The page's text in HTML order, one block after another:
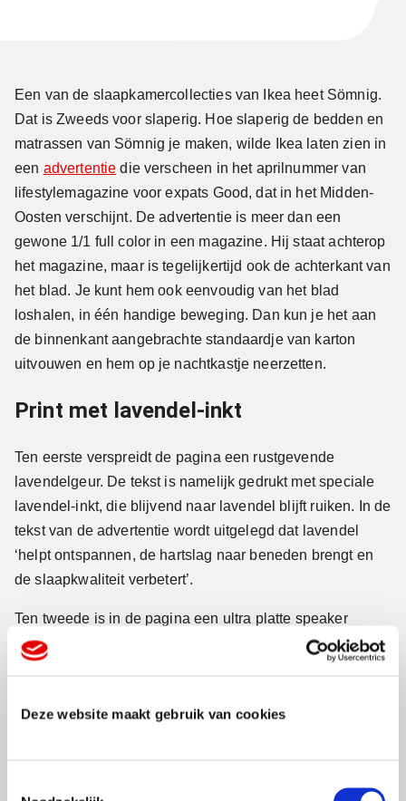
Deze website maakt gebruik van cookies
Een van de slaapkamercollecties van Ikea heet Sömnig.
Dat is Zweeds voor slaperig. Hoe slaperig de bedden en
matrassen van Sömnig je maken, wilde Ikea laten zien in
een advertentie die verscheen in het aprilnummer van
lifestylemagazine voor expats Good, dat in het Midden-
Oosten verschijnt. De advertentie is meer dan een
gewone 1/1 full color in een magazine. Hij staat achterop
het magazine, maar is tegelijkertijd ook de achterkant van
het blad. Je kunt hem ook eenvoudig van het blad
loshalen, in één handige beweging. Dan kun je het aan
de binnenkant aangebrachte standaardje van karton
uitvouwen en hem op je nachtkastje neerzetten.
Print met lavendel-inkt
Ten eerste verspreidt de pagina een rustgevende
lavendelgeur. De tekst is namelijk gedrukt met speciale
lavendel-inkt, die blijvend naar lavendel blijft ruiken. In de
tekst van de advertentie wordt uitgelegd dat lavendel
‘helpt ontspannen, de hartslag naar beneden brengt en
de slaapkwaliteit verbetert’.
Ten tweede is in de pagina een ultra platte speaker
ingebouwd die zogeheten white noise laat horen. Witte
ruis is een geluid dat ervoor zorgt dat je sneller in slaap
minikabeltje via USB, zo’n kabeltje waarmee je ook je e-